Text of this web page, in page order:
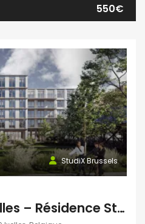
550€
StudiX Brussels
Kots à louer à Ixelles – Résidence StudiX